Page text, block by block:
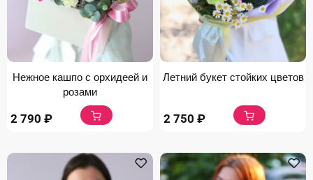
Нежное кашпо с орхидеей и
розами
2 790 ₽
Летний букет стойких цветов
2 750 ₽